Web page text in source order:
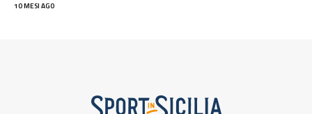
10 MESI AGO